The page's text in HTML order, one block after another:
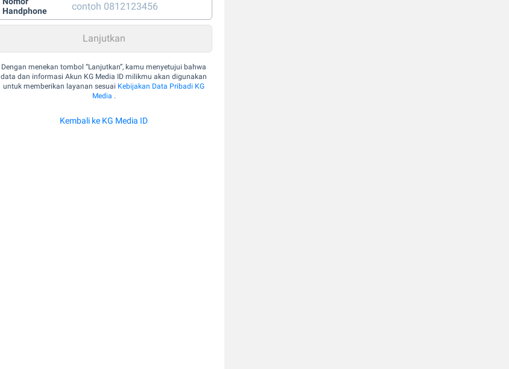
Handphone
Dengan menekan tombol “Lanjutkan”, kamu menyetujui bahwa
data dan informasi Akun KG Media ID milikmu akan digunakan
untuk memberikan layanan sesuai Kebijakan Data Pribadi KG
Media .
Kembali ke KG Media ID